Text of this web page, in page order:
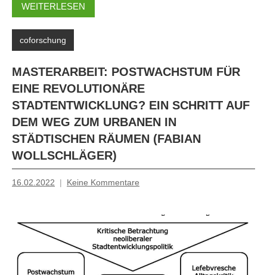
WEITERLESEN
coforschung
MASTERARBEIT: POSTWACHSTUM FÜR
EINE REVOLUTIONÄRE
STADTENTWICKLUNG? EIN SCHRITT AUF
DEM WEG ZUM URBANEN IN
STÄDTISCHEN RÄUMEN (FABIAN
WOLLSCHLÄGER)
16.02.2022
Mosche
Keine Kommentare